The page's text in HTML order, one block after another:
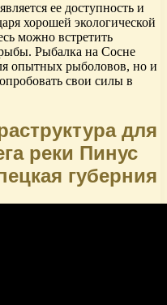
ее доступность и
хорошей экологической
можно встретить
Рыбалка на Сосне
опытных рыболовов, но и
свои силы в
для
реки Пинус
губерния